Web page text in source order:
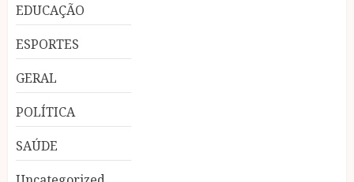
EDUCAÇÃO
ESPORTES
GERAL
POLÍTICA
SAÚDE